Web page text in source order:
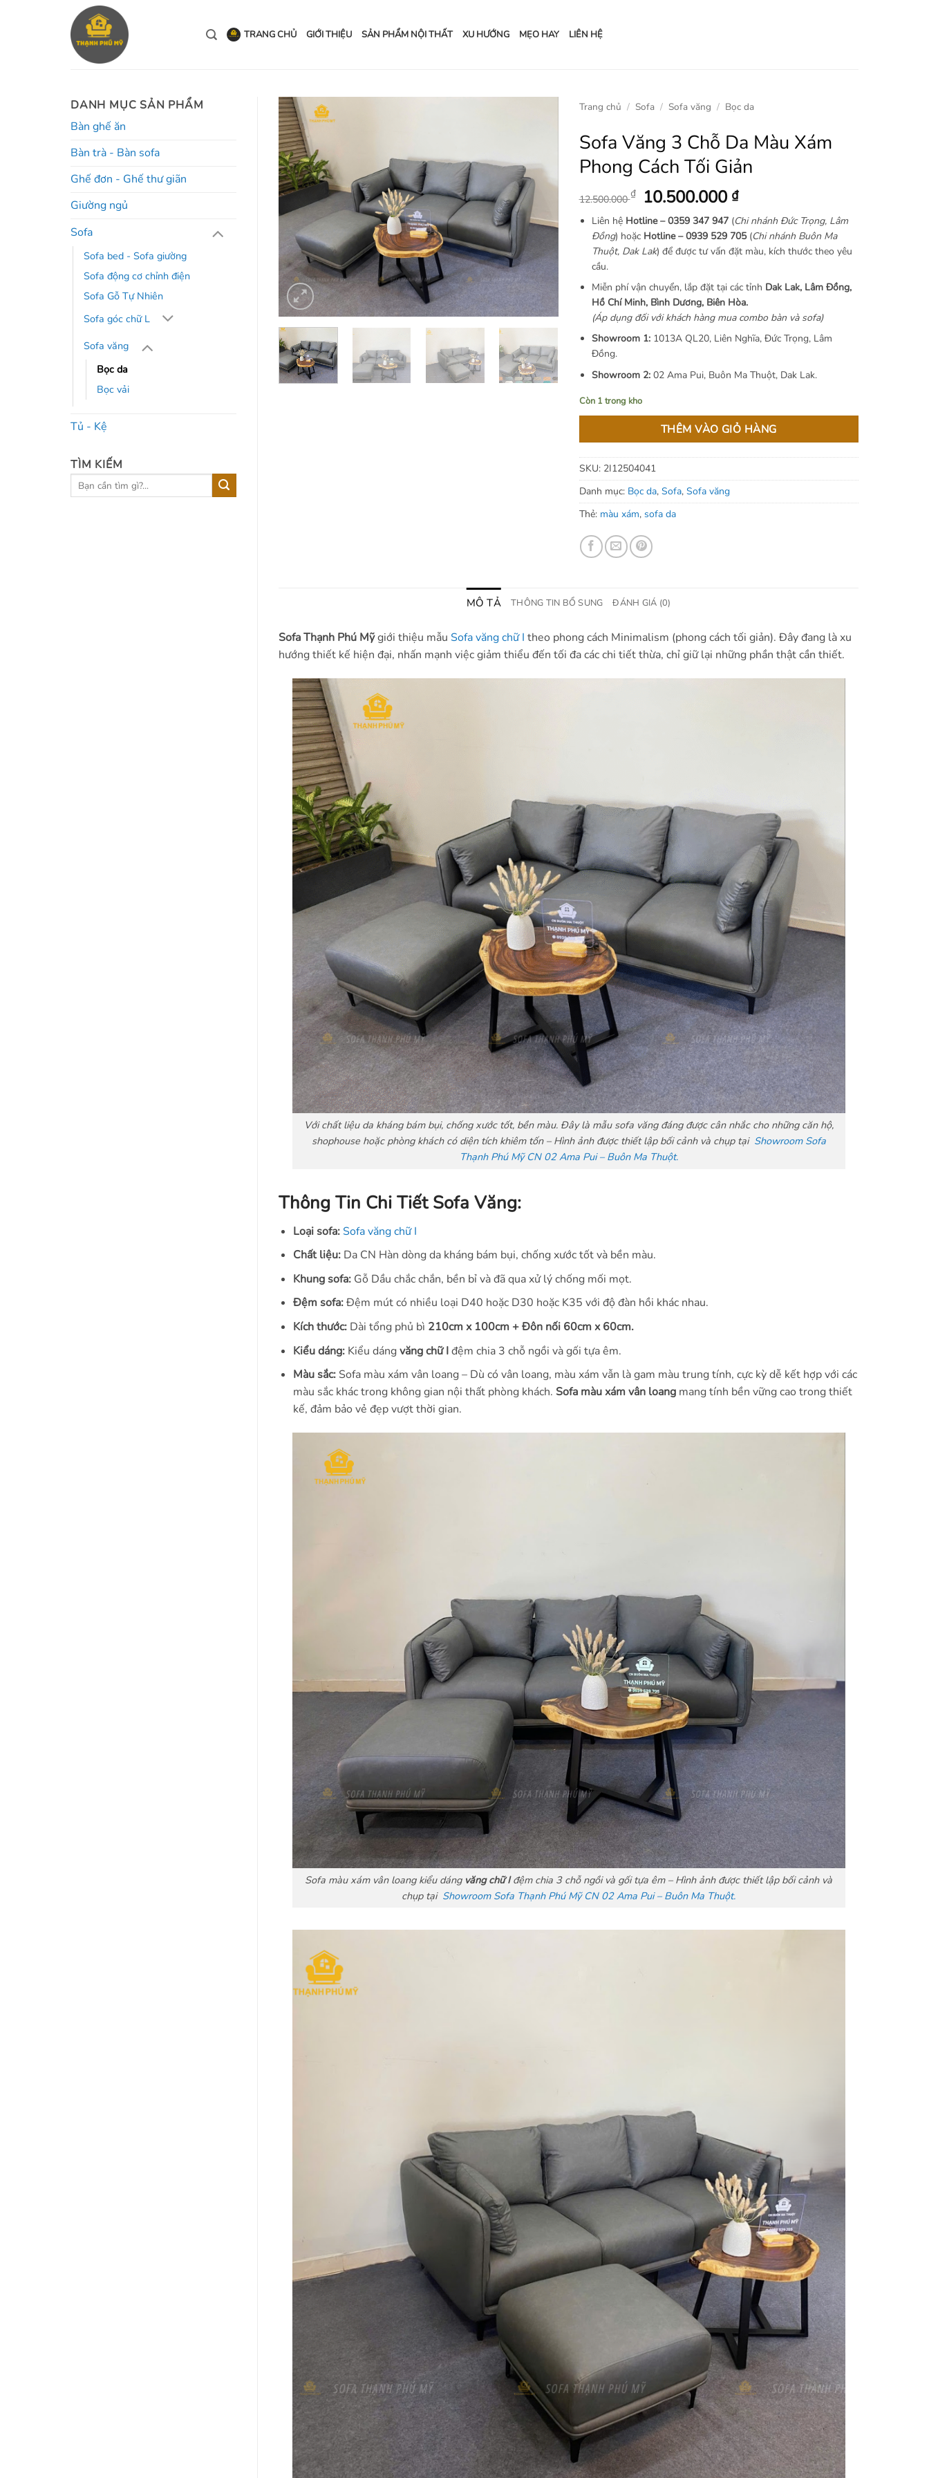
TRANG CHỦ GIỚI THIỆU SẢN PHẨM NỘI THẤT XU HƯỚNG MẸO HAY LIÊN HỆ
DANH MỤC SẢN PHẨM
Bàn ghế ăn
Bàn trà - Bàn sofa
Ghế đơn - Ghế thư giãn
Giường ngủ
Sofa
Sofa bed - Sofa giường
Sofa động cơ chỉnh điện
Sofa Gỗ Tự Nhiên
Sofa góc chữ L
Sofa văng
Bọc da
Bọc vải
Tủ - Kệ
TÌM KIẾM
Tìm
kiếm:
Trang chủ / Sofa / Sofa văng / Bọc da
Sofa Văng 3 Chỗ Da Màu Xám
Phong Cách Tối Giản
12.500.000₫ Giá
gốc
là:
12.500.000 ₫.
10.500.000 ₫Giá
hiện
tại
là:
10.500.000 ₫.
Liên hệ Hotline – 0359 347 947(Chi nhánh Đức Trọng, Lâm
Đồng) hoặc Hotline – 0939 529 705(Chi nhánh Buôn Ma
Thuột, Dak Lak) để được tư vấn đặt màu, kích thước theo yêu
cầu.
Miễn phí vận chuyển, lắp đặt tại các tỉnh Dak Lak, Lâm Đồng,
Hồ Chí Minh, Bình Dương, Biên Hòa.
(Áp dụng đối với khách hàng mua combo bàn và sofa)
Showroom 1:1013A QL20, Liên Nghĩa, Đức Trọng, Lâm
Đồng.
Showroom 2:02 Ama Pui, Buôn Ma Thuột, Dak Lak.
Còn 1 trong kho
THÊM VÀO GIỎ HÀNG
SKU: 2I12504041
Danh mục: Bọc da, Sofa, Sofa văng
Thẻ: màu xám, sofa da
MÔ TẢ THÔNG TIN BỔ SUNG ĐÁNH GIÁ (0)
Sofa Thạnh Phú Mỹgiới thiệu mẫu Sofa văng chữ I theo phong cách Minimalism (phong cách tối giản). Đây đang là xu
hướng thiết kế hiện đại, nhấn mạnh việc giảm thiểu đến tối đa các chi tiết thừa, chỉ giữ lại những phần thật cần thiết.
Với chất liệu da kháng bám bụi, chống xước tốt, bền màu. Đây là mẫu sofa văng đáng được cân nhắc cho những căn hộ,
shophouse hoặc phòng khách có diện tích khiêm tốn – Hình ảnh được thiết lập bối cảnh và chụp tại Showroom Sofa
Thạnh Phú Mỹ CN 02 Ama Pui – Buôn Ma Thuột.
Thông Tin Chi Tiết Sofa Văng:
Loại sofa:Sofa văng chữ I
Chất liệu:Da CN Hàn dòng da kháng bám bụi, chống xước tốt và bền màu.
Khung sofa:Gỗ Dầu chắc chắn, bền bỉ và đã qua xử lý chống mối mọt.
Đệm sofa:Đệm mút có nhiều loại D40 hoặc D30 hoặc K35 với độ đàn hồi khác nhau.
Kích thước: Dài tổng phủ bì 210cm x 100cm + Đôn nối 60cm x 60cm.
Kiểu dáng:Kiểu dángvăng chữ Iđệm chia 3 chỗ ngồi và gối tựa êm.
Màu sắc:Sofa màu xám vân loang – Dù có vân loang, màu xám vẫn là gam màu trung tính, cực kỳ dễ kết hợp với các
màu sắc khác trong không gian nội thất phòng khách. Sofa màu xám vân loangmang tính bền vững cao trong thiết
kế, đảm bảo vẻ đẹp vượt thời gian.
Sofa màu xám vân loang kiểu dáng văng chữ Iđệm chia 3 chỗ ngồi và gối tựa êm – Hình ảnh được thiết lập bối cảnh và
chụp tại Showroom Sofa Thạnh Phú Mỹ CN 02 Ama Pui – Buôn Ma Thuột.